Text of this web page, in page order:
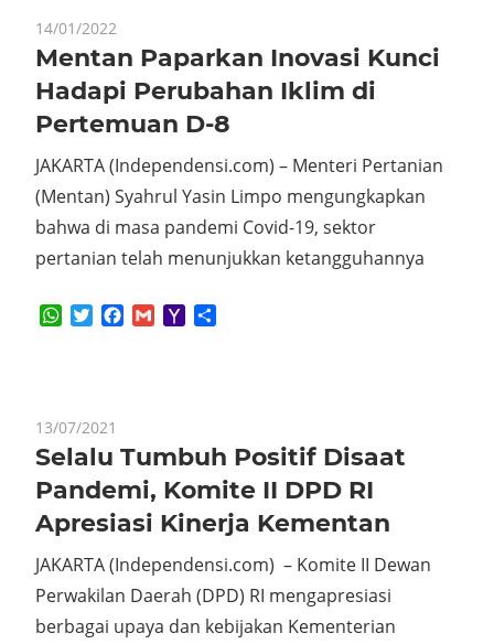
14/01/2022
Mentan Paparkan Inovasi Kunci
Hadapi Perubahan Iklim di
Pertemuan D-8
JAKARTA (Independensi.com) – Menteri Pertanian
(Mentan) Syahrul Yasin Limpo mengungkapkan
bahwa di masa pandemi Covid-19, sektor
pertanian telah menunjukkan ketangguhannya
WhatsApp
TwitterFacebook
GmailYahoo
13/07/2021
Selalu Tumbuh Positif Disaat
Pandemi, Komite II DPD RI
Apresiasi Kinerja Kementan
JAKARTA (Independensi.com) – Komite II Dewan
Perwakilan Daerah (DPD) RI mengapresiasi
berbagai upaya dan kebijakan Kementerian